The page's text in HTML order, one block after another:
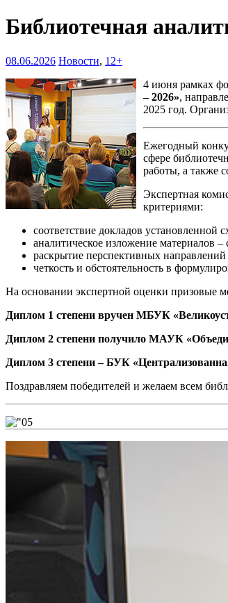
Библиотечная
08.06.2026 Новости, 12+
4 июня рамках
– 2026»,
2025 год.
Ежегодный
сфере
работы, а также
Экспертная
критериями:
соответствие докладов
аналитическое изложение материалов
раскрытие перспективных
четкость и обстоятельность в
На основании экспертной оценки призовые
Диплом 1 степени вручен МБУК
Диплом 2 степени получило МАУК
Диплом 3 степени – БУК
Поздравляем победителей и желаем всем